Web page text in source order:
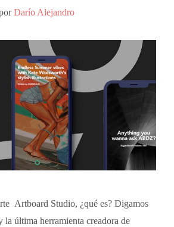
Darío Alejandro
Artboard Studio, ¿qué es? Digamos
la última herramienta creadora de